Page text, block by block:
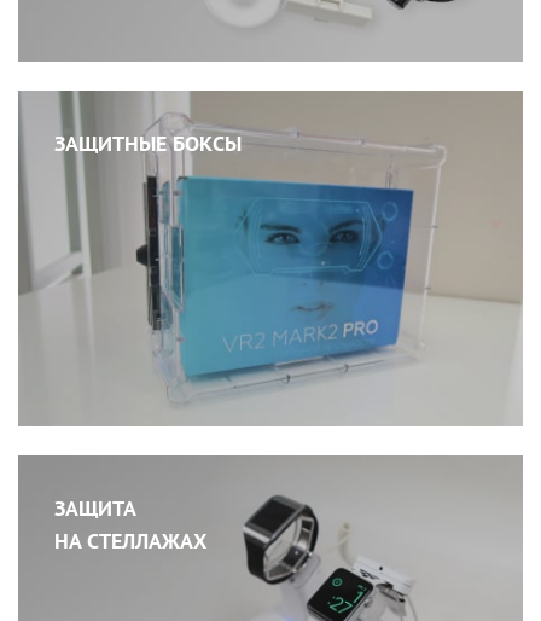
ЗАЩИТНЫЕ БОКСЫ
ЗАЩИТА
НА СТЕЛЛАЖАХ